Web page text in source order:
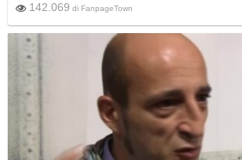
142.069 di FanpageTown